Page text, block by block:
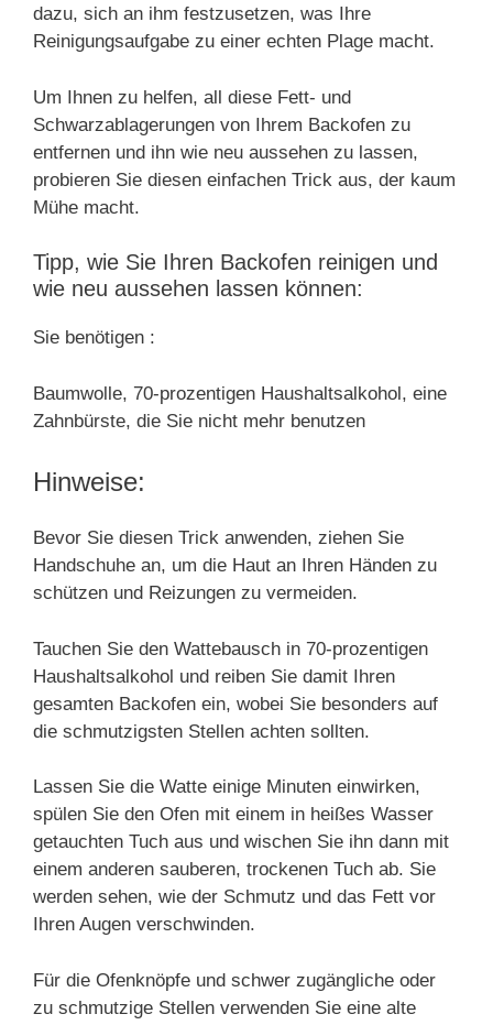
dazu, sich an ihm festzusetzen, was Ihre
Reinigungsaufgabe zu einer echten Plage macht.
Um Ihnen zu helfen, all diese Fett- und
Schwarzablagerungen von Ihrem Backofen zu
entfernen und ihn wie neu aussehen zu lassen,
probieren Sie diesen einfachen Trick aus, der kaum
Mühe macht.
Tipp, wie Sie Ihren Backofen reinigen und
wie neu aussehen lassen können:
Sie benötigen :
Baumwolle, 70-prozentigen Haushaltsalkohol, eine
Zahnbürste, die Sie nicht mehr benutzen
Hinweise:
Bevor Sie diesen Trick anwenden, ziehen Sie
Handschuhe an, um die Haut an Ihren Händen zu
schützen und Reizungen zu vermeiden.
Tauchen Sie den Wattebausch in 70-prozentigen
Haushaltsalkohol und reiben Sie damit Ihren
gesamten Backofen ein, wobei Sie besonders auf
die schmutzigsten Stellen achten sollten.
Lassen Sie die Watte einige Minuten einwirken,
spülen Sie den Ofen mit einem in heißes Wasser
getauchten Tuch aus und wischen Sie ihn dann mit
einem anderen sauberen, trockenen Tuch ab. Sie
werden sehen, wie der Schmutz und das Fett vor
Ihren Augen verschwinden.
Für die Ofenknöpfe und schwer zugängliche oder
zu schmutzige Stellen verwenden Sie eine alte